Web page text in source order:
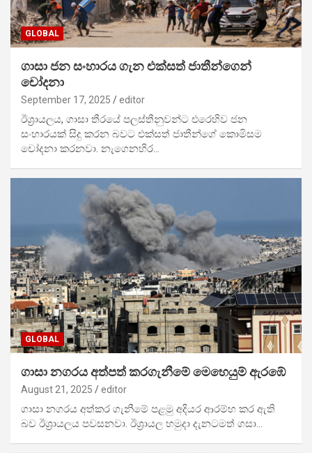
GLOBAL
ගාසා ජන සංහාරය ගැන එක්සත් ජාතීන්ගෙන්
චෝදනා
September 17, 2025 editor
ඊශ්‍රායලය, ගාසා තීරයේ පලස්තීනුවන්ට එරෙහිව ජන
සංහාරයක් සිදු කරන බවට එක්සත් ජාතීන්ගේ කොමිසම
චෝදනා කරනවා. නැගෙනහිර…
GLOBAL
ගාසා නගරය අත්පත් කරගැනීමේ මෙහෙයුම් ඇරඹේ
August 21, 2025 editor
ගාසා නගරය අත්කර ගැනීමේ පළමු අදියර ආරම්භ කර ඇති
බව ඊශ්‍රායලය පවසනවා. ඊශ්‍රායල හමුදා දැනටමත් ගසා…